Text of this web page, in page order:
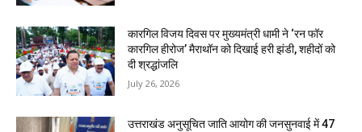
कारगिल विजय दिवस पर मुख्यमंत्री धामी ने ‘रन फॉर
कारगिल हीरोज’ मैराथॉन को दिखाई हरी झंडी, शहीदों को
दी श्रद्धांजलि
July 26, 2026
उत्तराखंड अनुसूचित जाति आयोग की जनसुनवाई में 47